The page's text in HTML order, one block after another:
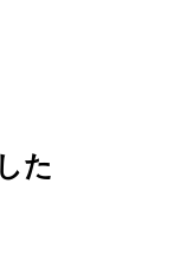
た